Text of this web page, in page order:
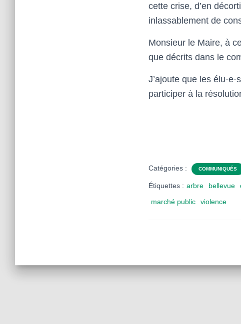
cette crise, d’en
inlassablement de
Monsieur le Maire, à
que décrits dans le
J’ajoute que les
participer à la
Catégories : COMMUNIQUÉS
Étiquettes : arbre bellevue
marché public
violence